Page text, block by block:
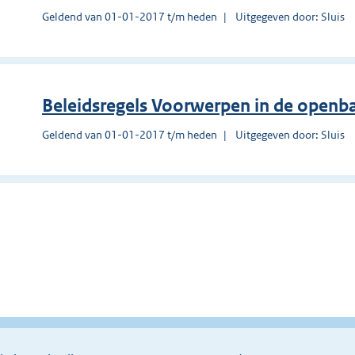
Geldend van 01-01-2017 t/m heden Uitgegeven door: Sluis
Beleidsregels Voorwerpen in de
Geldend van 01-01-2017 t/m heden Uitgegeven door: Sluis